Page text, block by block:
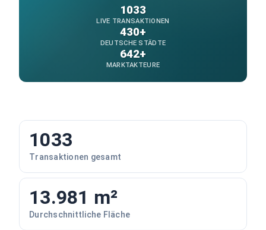
1033
LIVE TRANSAKTIONEN
430+
DEUTSCHE STÄDTE
642+
MARKTAKTEURE
1033
Transaktionen gesamt
13.981 m²
Durchschnittliche Fläche